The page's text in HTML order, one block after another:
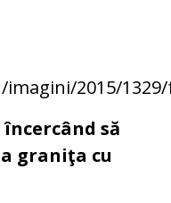
să
graniţa cu